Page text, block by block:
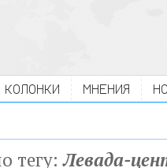
КОЛОНКИ МНЕНИЯ
тегу:Левада-